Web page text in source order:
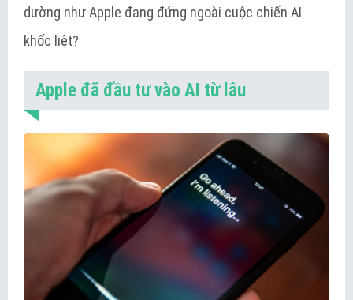
dường như Apple đang đứng ngoài cuộc chiến AI
khốc liệt?
Apple đã đầu tư vào AI từ lâu